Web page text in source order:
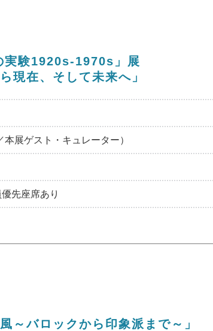
実験1920s-1970s」展
現在、そして未来へ」
展ゲスト・キュレーター）
先座席あり
バロックから印象派まで～」